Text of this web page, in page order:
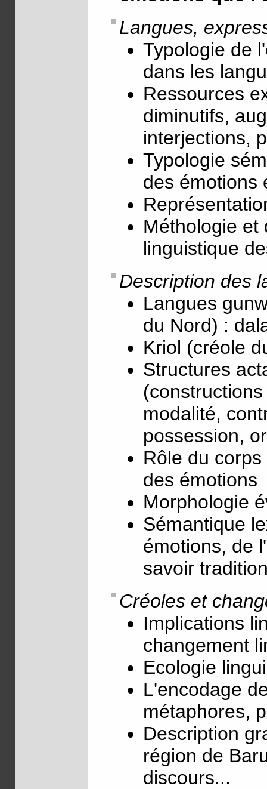
Langues,
Typologie de
dans les
Ressources
diminutifs,
interjections,
Typologie
des émotions
Méthologie et
linguistique
Description des
Langues
du Nord) :
Kriol (créole
Structures
modalité,
possession,
Rôle du
des émotions
Morphologie
Sémantique
émotions, de
savoir
Créoles et
Implications
changement
Ecologie
L'encodage
métaphores,
Description
région de
discours...